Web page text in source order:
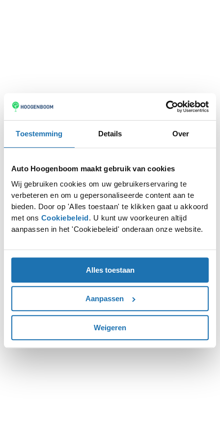
Toestemming Details Over
Auto Hoogenboom maakt gebruik van cookies
Wij gebruiken cookies om uw gebruikerservaring te
verbeteren en om u gepersonaliseerde content aan te
bieden. Door op 'Alles toestaan' te klikken gaat u akkoord
met ons Cookiebeleid. U kunt uw voorkeuren altijd
aanpassen in het 'Cookiebeleid' onderaan onze website.
Alles toestaan
Aanpassen
Weigeren
Application error: aclient-side exception has occurred while
loadingwww.autohoogenboom.nl (see the browser console
more information).